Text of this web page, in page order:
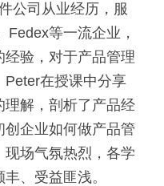
公司从业经历，服
等一流企业，
经验，对于产品管理
Peter在授课中分享
理解，剖析了产品经
企业如何做产品管
场气氛热烈，各学
、受益匪浅。